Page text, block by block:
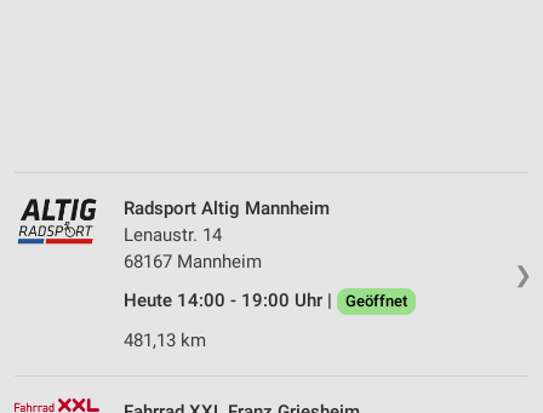
❯
Radsport Altig Mannheim
Lenaustr. 14
68167 Mannheim
Heute 14:00 - 19:00 Uhr |
Geöffnet
481,13 km